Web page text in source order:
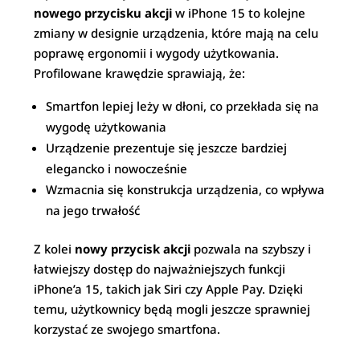
nowego przycisku akcji w iPhone 15 to kolejne
zmiany w designie urządzenia, które mają na celu
poprawę ergonomii i wygody użytkowania.
Profilowane krawędzie sprawiają, że:
Smartfon lepiej leży w dłoni, co przekłada się na
wygodę użytkowania
Urządzenie prezentuje się jeszcze bardziej
elegancko i nowocześnie
Wzmacnia się konstrukcja urządzenia, co wpływa
na jego trwałość
Z kolei nowy przycisk akcji pozwala na szybszy i
łatwiejszy dostęp do najważniejszych funkcji
iPhone’a 15, takich jak Siri czy Apple Pay. Dzięki
temu, użytkownicy będą mogli jeszcze sprawniej
korzystać ze swojego smartfona.